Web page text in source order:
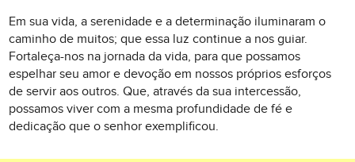
Em sua vida, a serenidade e a determinação iluminaram o
caminho de muitos; que essa luz continue a nos guiar.
Fortaleça-nos na jornada da vida, para que possamos
espelhar seu amor e devoção em nossos próprios esforços
de servir aos outros. Que, através da sua intercessão,
possamos viver com a mesma profundidade de fé e
dedicação que o senhor exemplificou.